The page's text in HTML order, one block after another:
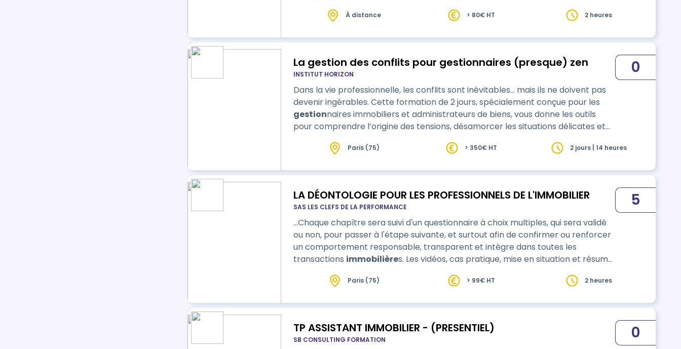
À distance > 80€ HT 2 heures
La gestion des conflits pour gestionnaires (presque) zen
INSTITUT HORIZON
Dans la vie professionnelle, les conflits sont inévitables… mais ils ne doivent pas
devenir ingérables. Cette formation de 2 jours, spécialement conçue pour les
gestionnaires immobiliers et administrateurs de biens, vous donne les outils
pour comprendre l’origine des tensions, désamorcer les situations délicates et
déclencheurs de conflits, ad…
0
Paris (75) > 350€ HT 2 jours | 14 heures
LA DÉONTOLOGIE POUR LES PROFESSIONNELS DE L'IMMOBILIER
SAS LES CLEFS DE LA PERFORMANCE
…Chaque chapître sera suivi d'un questionnaire à choix multiples, qui sera validé
ou non, pour passer à l'étape suivante, et surtout afin de confirmer ou renforcer
un comportement responsable, transparent et intègre dans toutes les
transactions immobilières. Les vidéos, cas pratique, mise en situation et résumé
5
Paris (75) > 99€ HT 2 heures
TP ASSISTANT IMMOBILIER - (PRESENTIEL)
SB CONSULTING FORMATION 0